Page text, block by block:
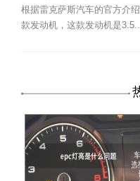
根据雷克萨斯汽车的官方介
款发动机，这款发动机是